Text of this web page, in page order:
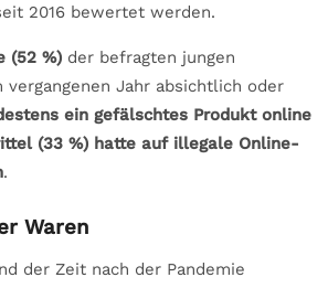
2016 bewertet werden.
(52 %) der befragten jungen
vergangenen Jahr absichtlich oder
ein gefälschtes Produkt online
(33 %) hatte auf illegale Online-
.
Waren
der Zeit nach der Pandemie